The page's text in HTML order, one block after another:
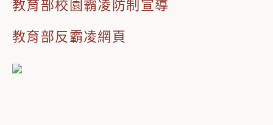
教育部校園霸凌防制宣導
教育部反霸凌網頁